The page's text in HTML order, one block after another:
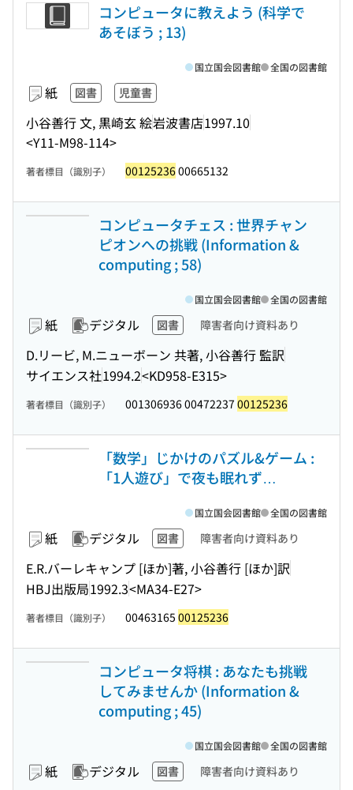
コンピュータに教えよう (科学で
あそぼう ; 13)
紙 図書 児童書
小谷善行 文, 黒崎玄 絵岩波書店1997.10
<Y11-M98-114>
国立国会図書館 全国の図書館
著者標目（識別子） 0012523600665132
コンピュータチェス : 世界チャン
ピオンへの挑戦 (Information &
computing ; 58)
紙 デジタル 図書 障害者向け資料あり
D.リービ, M.ニューボーン 共著, 小谷善行 監訳
サイエンス社1994.2<KD958-E315>
国立国会図書館 全国の図書館
著者標目（識別子） 001306936 00472237 00125236
「数学」じかけのパズル&ゲーム :
「1人遊び」で夜も眠れず…
紙 デジタル 図書 障害者向け資料あり
E.R.バーレキャンプ [ほか]著, 小谷善行 [ほか]訳
HBJ出版局1992.3<MA34-E27>
国立国会図書館 全国の図書館
著者標目（識別子） 00463165 00125236
コンピュータ将棋 : あなたも挑戦
してみませんか (Information &
computing ; 45)
紙 デジタル 図書 障害者向け資料あり
国立国会図書館 全国の図書館